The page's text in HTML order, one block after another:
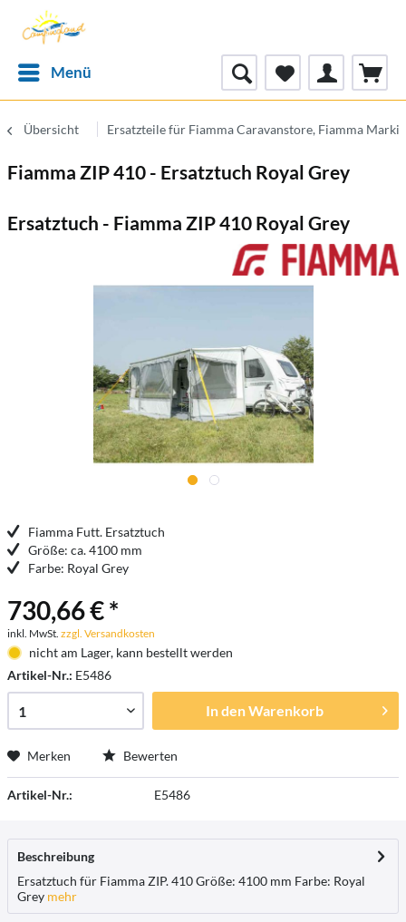
Menü
Übersicht Ersatzteile für Fiamma Caravanstore, Fiamma
Fiamma ZIP 410 - Ersatztuch Royal Grey
Ersatztuch - Fiamma ZIP 410 Royal Grey
Fiamma Futt. Ersatztuch
Größe: ca. 4100 mm
Farbe: Royal Grey
730,66 € *
inkl. MwSt. zzgl. Versandkosten
nicht am Lager, kann bestellt werden
Artikel-Nr.: E5486
In denWarenkorb
Merken Bewerten
Artikel-Nr.: E5486
Beschreibung
Ersatztuch für Fiamma ZIP. 410 Größe: 4100 mm Farbe: Royal
Grey mehr